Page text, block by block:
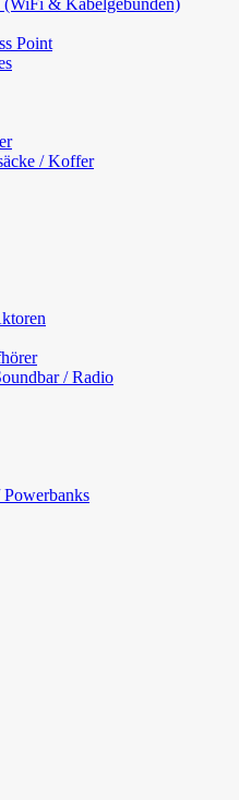
(WiFi & Kabelgebunden)
Point
/ Koffer
/ Radio